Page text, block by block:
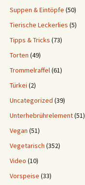
Suppen & Eintöpfe (50)
Tierische Leckerlies (5)
Tipps & Tricks (73)
Torten (49)
Trommelraffel(61)
Türkei (2)
Uncategorized (39)
Unterhebrührelement(51)
Vegan (51)
Vegetarisch (352)
Video (10)
Vorspeise (33)